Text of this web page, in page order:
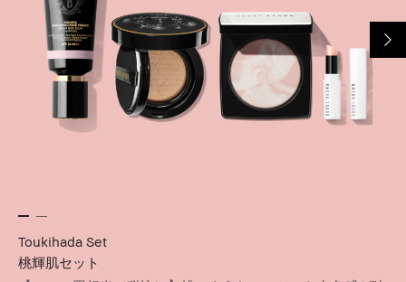
Toukihada Set
桃輝肌セット